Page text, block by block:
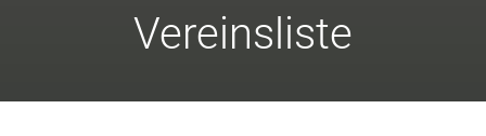
Vereinsliste